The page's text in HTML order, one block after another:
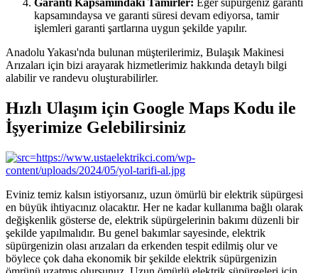
Garanti Kapsamındaki Tamirler: Eğer süpürgeniz garanti
kapsamındaysa ve garanti süresi devam ediyorsa, tamir
işlemleri garanti şartlarına uygun şekilde yapılır.
Anadolu Yakası'nda bulunan müşterilerimiz, Bulaşık Makinesi
Arızaları için bizi arayarak hizmetlerimiz hakkında detaylı bilgi
alabilir ve randevu oluşturabilirler.
Hızlı Ulaşım için Google Maps Kodu ile
İşyerimize Gelebilirsiniz
Eviniz temiz kalsın istiyorsanız, uzun ömürlü bir elektrik süpürgesi
en büyük ihtiyacınız olacaktır. Her ne kadar kullanıma bağlı olarak
değişkenlik gösterse de, elektrik süpürgelerinin bakımı düzenli bir
şekilde yapılmalıdır. Bu genel bakımlar sayesinde, elektrik
süpürgenizin olası arızaları da erkenden tespit edilmiş olur ve
böylece çok daha ekonomik bir şekilde elektrik süpürgenizin